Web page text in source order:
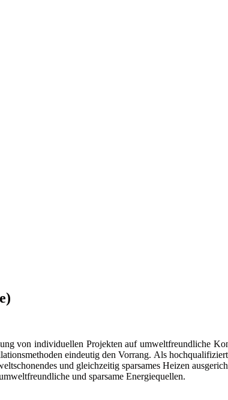
von individuellen Projekten auf umweltfreundliche
eindeutig den Vorrang. Als
und gleichzeitig sparsames Heizen
und sparsame Energiequellen.